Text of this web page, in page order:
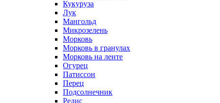
Кукуруза
Лук
Мангольд
Микрозелень
Морковь
Морковь в гранулах
Морковь на ленте
Огурец
Патиссон
Перец
Подсолнечник
Редис